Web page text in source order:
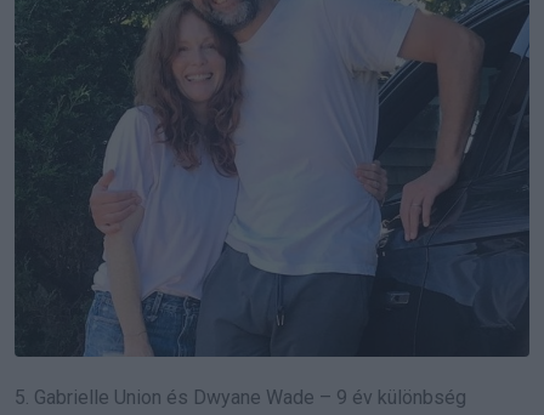
5. Gabrielle Union és Dwyane Wade – 9 év különbség